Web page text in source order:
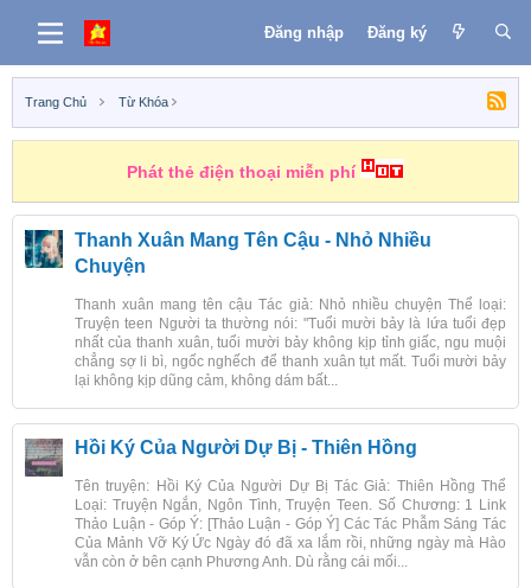
Đăng nhập Đăng ký
Trang Chủ Từ Khóa
Phát thẻ điện thoại miễn phí
Thanh Xuân Mang Tên Cậu - Nhỏ Nhiều
Chuyện
Thanh xuân mang tên cậu Tác giả: Nhỏ nhiều chuyện Thể loại:
Truyện teen Người ta thường nói: "Tuổi mười bảy là lứa tuổi đẹp
nhất của thanh xuân, tuổi mười bảy không kịp tỉnh giấc, ngu muội
chẳng sợ li bì, ngốc nghếch để thanh xuân tụt mất. Tuổi mười bảy
lại không kịp dũng cảm, không dám bất...
Hồi Ký Của Người Dự Bị - Thiên Hồng
Tên truyện: Hồi Ký Của Người Dự Bị Tác Giả: Thiên Hồng Thể
Loại: Truyện Ngắn, Ngôn Tình, Truyện Teen. Số Chương: 1 Link
Thảo Luận - Góp Ý: [Thảo Luận - Góp Ý] Các Tác Phẫm Sáng Tác
Của Mảnh Vỡ Ký Ức Ngày đó đã xa lắm rồi, những ngày mà Hào
vẫn còn ở bên cạnh Phương Anh. Dù rằng cái mối...